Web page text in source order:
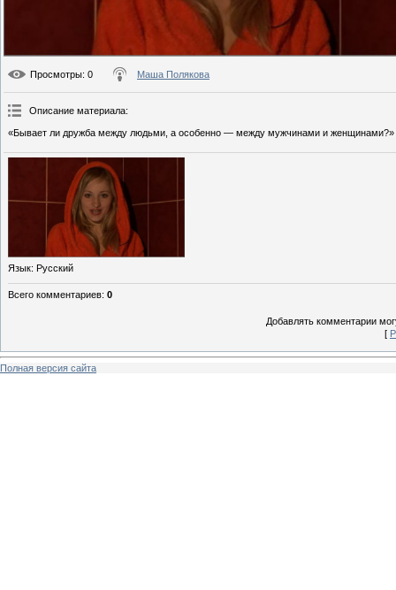
Просмотры: 0 Маша Полякова
Описание материала:
«Бывает ли дружба между людьми, а особенно — между мужчинами и
Язык: Русский
Всего комментариев: 0
Добавлять комментарии
[
Полная версия сайта